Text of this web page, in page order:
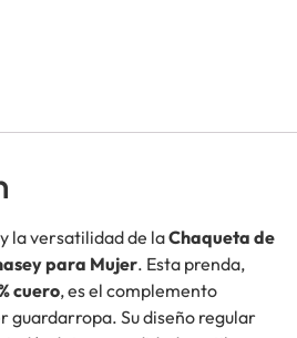
la versatilidad de laChaqueta de
para Mujer. Esta prenda,
cuero, es el complemento
guardarropa. Su diseño regular